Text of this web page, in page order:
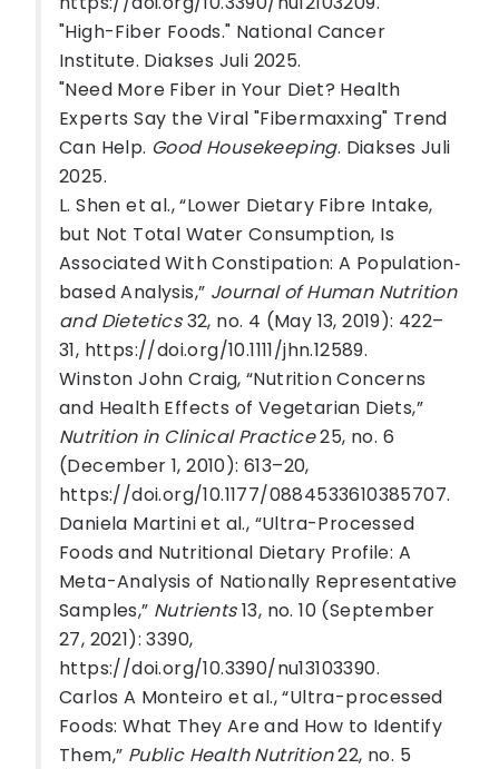
"High-Fiber Foods." National Cancer
Institute. Diakses Juli 2025.
"Need More Fiber in Your Diet? Health
Experts Say the Viral "Fibermaxxing" Trend
Can Help. Good Housekeeping. Diakses Juli
2025.
L. Shen et al., “Lower Dietary Fibre Intake,
but Not Total Water Consumption, Is
Associated With Constipation: A Population‐
based Analysis,” Journal of Human Nutrition
and Dietetics32, no. 4 (May 13, 2019): 422–
31, https://doi.org/10.1111/jhn.12589.
Winston John Craig, “Nutrition Concerns
and Health Effects of Vegetarian Diets,”
Nutrition in Clinical Practice25, no. 6
(December 1, 2010): 613–20,
https://doi.org/10.1177/0884533610385707.
Daniela Martini et al., “Ultra-Processed
Foods and Nutritional Dietary Profile: A
Meta-Analysis of Nationally Representative
Samples,” Nutrients13, no. 10 (September
27, 2021): 3390,
https://doi.org/10.3390/nu13103390.
Carlos A Monteiro et al., “Ultra-processed
Foods: What They Are and How to Identify
Them,” Public Health Nutrition22, no. 5